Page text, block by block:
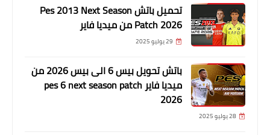
تحميل باتش Pes 2013 Next Season
Patch 2026 من ميديا فاير
29 يوليو 2025
باتش تحويل بيس 6 الى بيس 2026 من
ميديا فاير pes 6 next season patch
2026
28 يوليو 2025